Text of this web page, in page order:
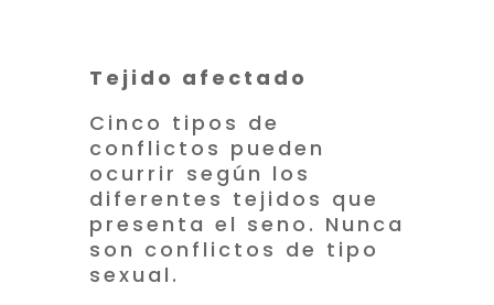
Tejido afectado
Cinco tipos de
conflictos pueden
ocurrir según los
diferentes tejidos que
presenta el seno. Nunca
son conflictos de tipo
sexual.